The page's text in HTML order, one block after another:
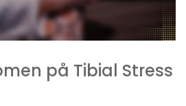
på Tibial Stress